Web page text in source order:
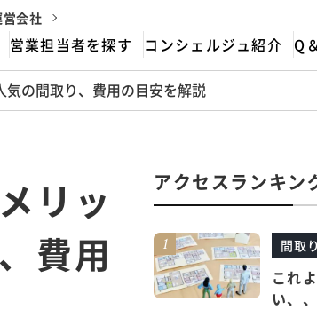
営会社
は
営業担当者を探す コンシェルジュ紹介 Q
の間取り、費用の目安を解説
リッ
費用
アクセスランキン
間取
これ
い、